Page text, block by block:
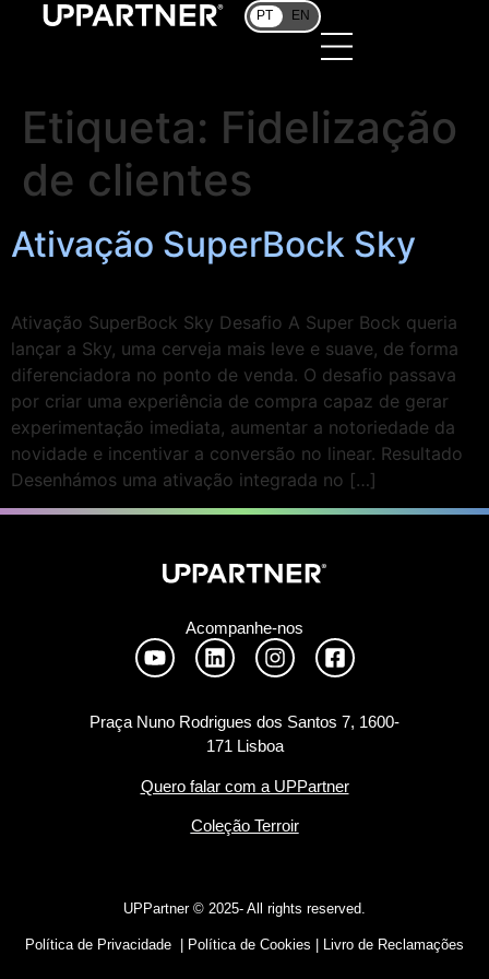
PT EN
Etiqueta: Fidelização
de clientes
Ativação SuperBock Sky
Ativação SuperBock Sky Desafio A Super Bock queria
lançar a Sky, uma cerveja mais leve e suave, de forma
diferenciadora no ponto de venda. O desafio passava
por criar uma experiência de compra capaz de gerar
experimentação imediata, aumentar a notoriedade da
novidade e incentivar a conversão no linear. Resultado
Desenhámos uma ativação integrada no […]
Acompanhe-nos
Praça Nuno Rodrigues dos Santos 7, 1600-
171 Lisboa
Quero falar com a UPPartner
Coleção Terroir
UPPartner © 2025- All rights reserved.
Política de Privacidade Política de Cookies Livro de Reclamações